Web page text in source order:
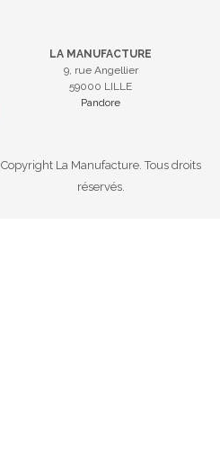
LA MANUFACTURE
9, rue Angellier
59000 LILLE
Pandore
Copyright La Manufacture. Tous droits
réservés.